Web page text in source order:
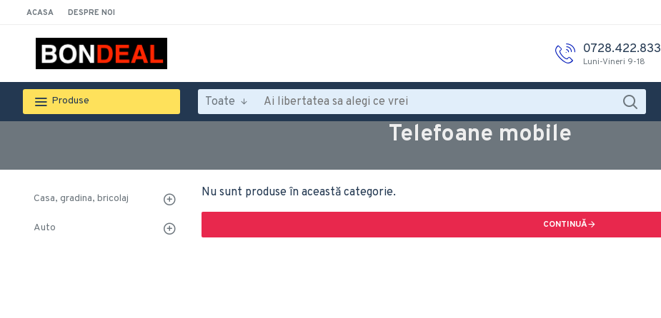
ACASA DESPRE NOI
0728.422.833
Luni-Vineri 9-18
Produse Toate
Telefoane mobile
Casa, gradina, bricolaj
Auto
Nu sunt produse în această categorie.
CONTINUĂ